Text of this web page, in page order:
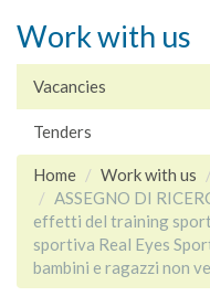
Work with us
Vacancies
Tenders
Home
Work with us
ASSEGNO DI
effetti del training
sportiva Real Eyes
bambini e ragazzi non